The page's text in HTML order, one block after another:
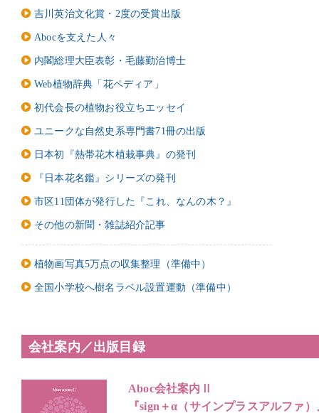
吉川英治文化賞・2度の受賞出版
Abocを支えた人々
内閣総理大臣表彰・毛藤勤治博士
Web植物辞典「花ペディア」
初代会長の植物お役立ちエッセイ
ユニークな自然史系専門書71冊の出版
日本初 『熱帯花木植栽事典』の発刊
『日本花名鑑』シリーズの発刊
市区11団体が発行した『これ、なんの木？』
その他の新聞・雑誌紹介記事
植物画写真5万点の収集整理 （準備中）
全国小学校へ樹名ラベル設置運動（準備中）
会社案内／出版目録
Aboc会社案内Ⅱ
『sign＋α（サインプラスアルファ）